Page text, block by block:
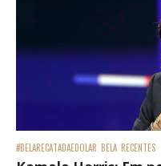
#BELARECATADAEDOLAR BELA RECENTES